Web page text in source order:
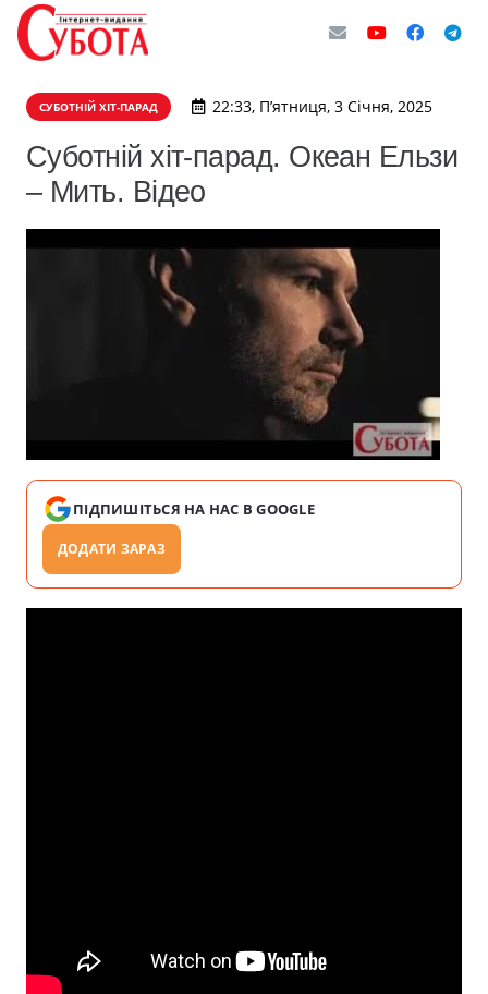
СУБОТНІЙ ХІТ-ПАРАД 22:33, П’ятниця, 3 Січня, 2025
Суботній хіт-парад. Океан Ельзи
– Мить. Відео
ПІДПИШІТЬСЯ НА НАС В GOOGLE
ДОДАТИ ЗАРАЗ